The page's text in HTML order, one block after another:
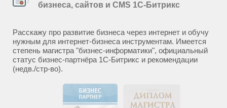
бизнеса, сайтов и CMS 1С-Битрикс
Расскажу про развитие бизнеса через интернет и обучу
нужным для интернет-бизнеса инструментам. Имеется
степень магистра "бизнес-информатики", официальный
статус бизнес-партнёра 1С-Битрикс и рекомендации
(недв./стр-во).